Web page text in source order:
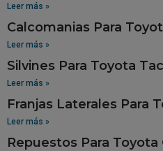
Leer más »
Calcomanias Para
Leer más »
Silvines Para Toyota
Leer más »
Franjas Laterales Para
Leer más »
Repuestos Para Toyota